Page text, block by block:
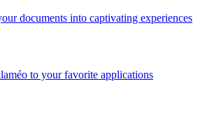
documents into captivating experiences
to your favorite applications